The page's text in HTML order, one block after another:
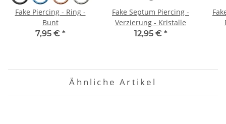
Fake Piercing - Ring -
Bunt
7,95 € *
Fake Septum Piercing -
Verzierung - Kristalle
12,95 € *
Ähnliche Artikel